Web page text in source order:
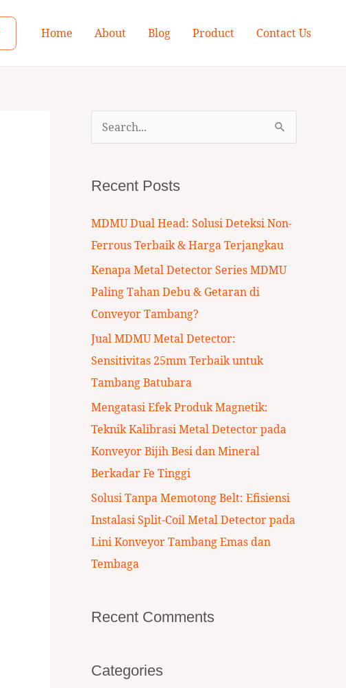
Home About Blog Product Contact Us
r
c
h
Recent Posts
MDMU Dual Head: Solusi Deteksi Non-
Ferrous Terbaik & Harga Terjangkau
Kenapa Metal Detector Series MDMU
Paling Tahan Debu & Getaran di
Conveyor Tambang?
Jual MDMU Metal Detector:
Sensitivitas 25mm Terbaik untuk
Tambang Batubara
Mengatasi Efek Produk Magnetik:
Teknik Kalibrasi Metal Detector pada
Konveyor Bijih Besi dan Mineral
Berkadar Fe Tinggi
Solusi Tanpa Memotong Belt: Efisiensi
Instalasi Split-Coil Metal Detector pada
Lini Konveyor Tambang Emas dan
Tembaga
Recent Comments
Categories